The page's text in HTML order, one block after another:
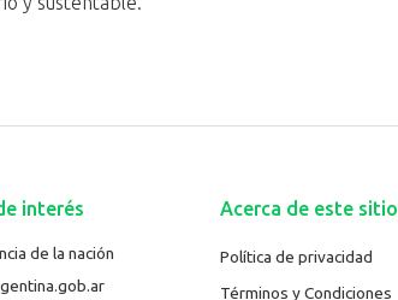
interés
de la nación
Acerca de este sitio
Política de privacidad
Términos y Condiciones